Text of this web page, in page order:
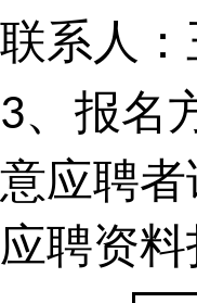
联系人
3、 报名
意应聘
应聘资